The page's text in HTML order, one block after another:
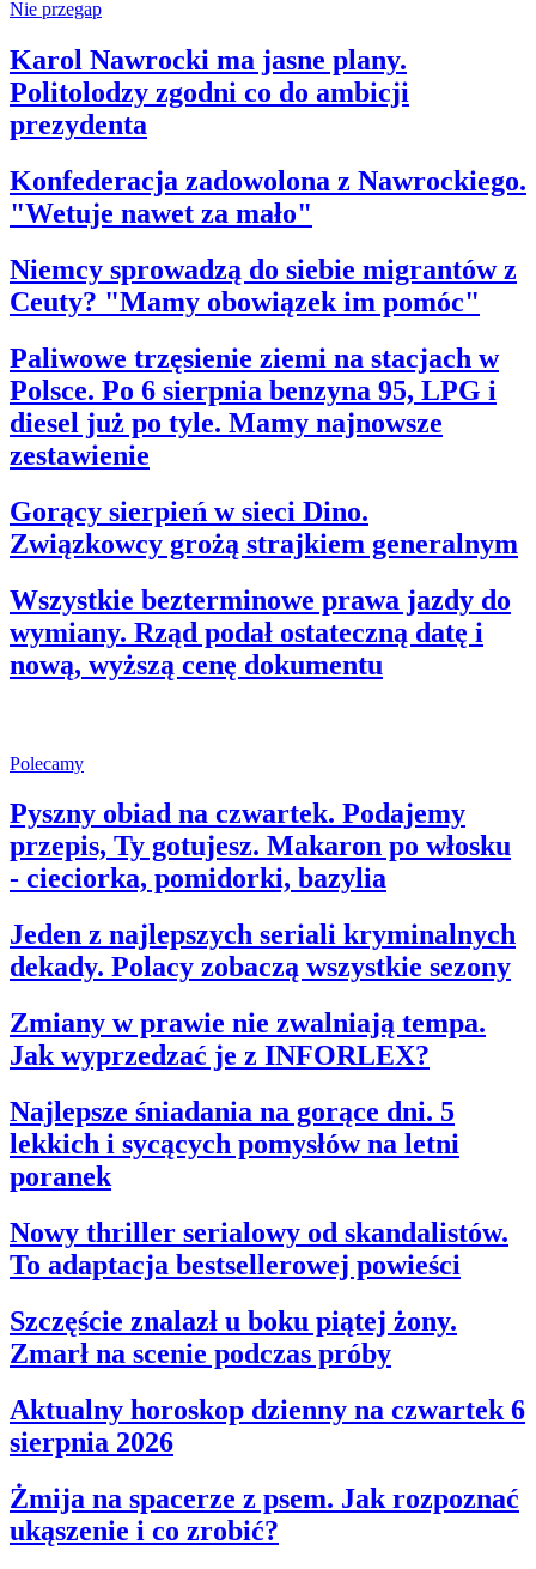
Nie przegap
Karol Nawrocki ma jasne plany.
Politolodzy zgodni co do ambicji
prezydenta
Konfederacja zadowolona z Nawrockiego.
"Wetuje nawet za mało"
Niemcy sprowadzą do siebie migrantów z
Ceuty? "Mamy obowiązek im pomóc"
Paliwowe trzęsienie ziemi na stacjach w
Polsce. Po 6 sierpnia benzyna 95, LPG i
diesel już po tyle. Mamy najnowsze
zestawienie
Gorący sierpień w sieci Dino.
Związkowcy grożą strajkiem generalnym
Wszystkie bezterminowe prawa jazdy do
wymiany. Rząd podał ostateczną datę i
nową, wyższą cenę dokumentu
Polecamy
Pyszny obiad na czwartek. Podajemy
przepis, Ty gotujesz. Makaron po włosku
- cieciorka, pomidorki, bazylia
Jeden z najlepszych seriali kryminalnych
dekady. Polacy zobaczą wszystkie sezony
Zmiany w prawie nie zwalniają tempa.
Jak wyprzedzać je z INFORLEX?
Najlepsze śniadania na gorące dni. 5
lekkich i sycących pomysłów na letni
poranek
Nowy thriller serialowy od skandalistów.
To adaptacja bestsellerowej powieści
Szczęście znalazł u boku piątej żony.
Zmarł na scenie podczas próby
Aktualny horoskop dzienny na czwartek 6
sierpnia 2026
Żmija na spacerze z psem. Jak rozpoznać
ukąszenie i co zrobić?